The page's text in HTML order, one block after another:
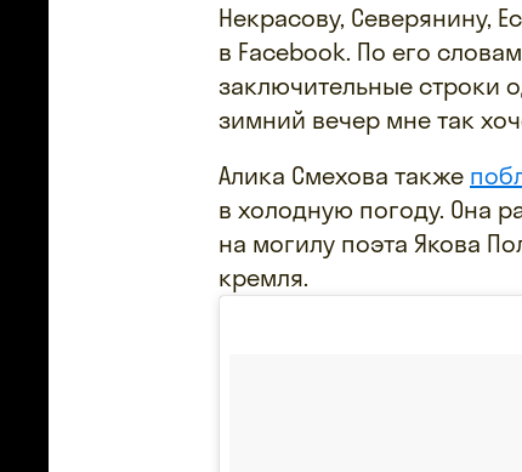
Некрасову, Северянину,
в Facebook. По его
заключительные строки
зимний вечер мне так
Алика Смехова также
в холодную погоду. Она
на могилу поэта Якова
кремля.